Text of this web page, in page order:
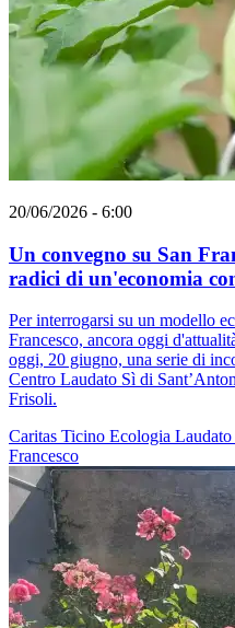
20/06/2026 - 6:00
Un convegno su San
radici di un'economia
Per interrogarsi su un modello
Francesco, ancora oggi
oggi, 20 giugno, una serie di
Centro Laudato Sì di
Frisoli.
Caritas Ticino Ecologia Laudato
Francesco